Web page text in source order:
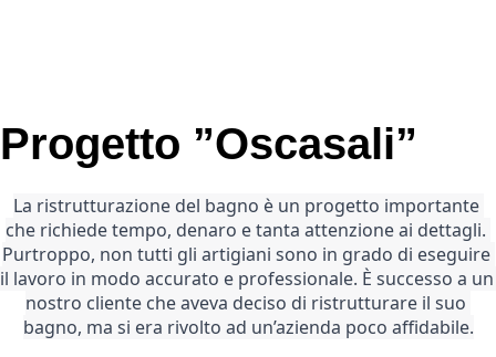
Progetto ”Oscasali”
La ristrutturazione del bagno è un progetto importante
che richiede tempo, denaro e tanta attenzione ai dettagli.
Purtroppo, non tutti gli artigiani sono in grado di eseguire
il lavoro in modo accurato e professionale. È successo a un
nostro cliente che aveva deciso di ristrutturare il suo
bagno, ma si era rivolto ad un’azienda poco affidabile.